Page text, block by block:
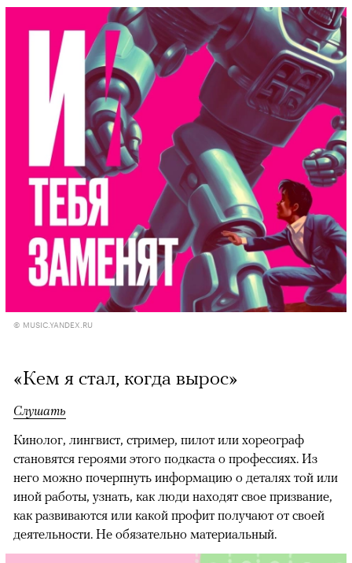
© MUSIC.YANDEX.RU
«Кем я стал, когда вырос»
Слушать
Кинолог, лингвист, стример, пилот или хореограф
становятся героями этого подкаста о профессиях. Из
него можно почерпнуть информацию о деталях той или
иной работы, узнать, как люди находят свое призвание,
как развиваются или какой профит получают от своей
деятельности. Не обязательно материальный.